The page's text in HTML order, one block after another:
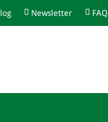
Newsletter FAQ